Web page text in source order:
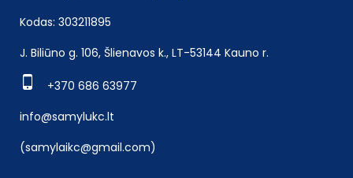
Kodas: 303211895
J. Biliūno g. 106, Šlienavos k., LT-53144 Kauno r.
+370 686 63977
info@samylukc.lt
(samylaikc@gmail.com)